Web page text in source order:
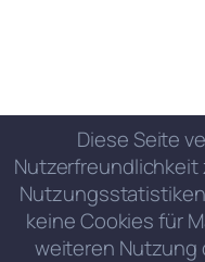
Diese Seite
Nutzerfreundlichkeit
keine Cookies für
weiteren Nutzung